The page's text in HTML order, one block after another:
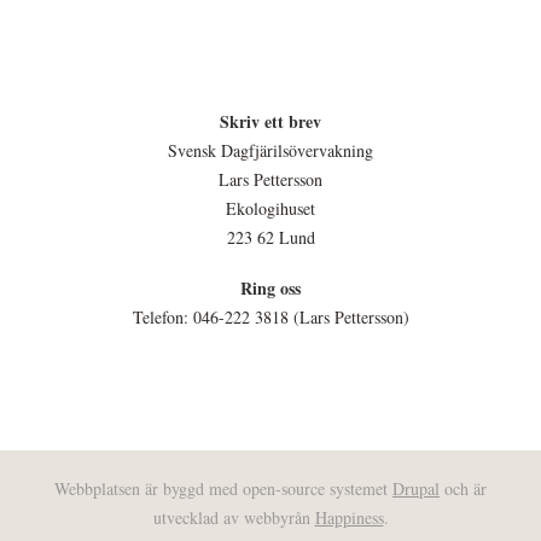
Skriv ett brev
Svensk Dagfjärilsövervakning
Lars Pettersson
Ekologihuset
223 62 Lund
Ring oss
Telefon: 046-222 3818 (Lars Pettersson)
Webbplatsen är byggd med open-source systemet Drupal och är
utvecklad av webbyrån Happiness.